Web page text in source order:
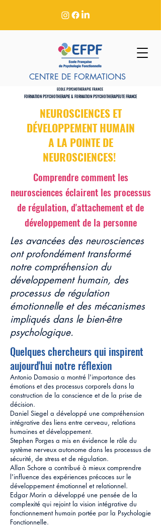
CENTRE DE FORMATIONS
ECOLE PSYCHOTHERAPIE FRANCE
FORMATION PSYCHOTHERAPIE & FORMATION PSYCHOTHERAPEUTE FRANCE
NEUROSCIENCES ET
DÉVELOPPEMENT HUMAIN
A LA POINTE DE
NEUROSCIENCES!
Comprendre comment les
neurosciences éclairent les processus
de régulation, d'attachement et de
développement de la personne
Les avancées des neurosciences
ont profondément transformé
notre compréhension du
développement humain, des
processus de régulation
émotionnelle et des mécanismes
impliqués dans le bien-être
psychologique.
Quelques chercheurs qui inspirent
aujourd'hui notre réflexion
Antonio Damasio a montré l'importance des
émotions et des processus corporels dans la
construction de la conscience et de la prise de
décision.
Daniel Siegel a développé une compréhension
intégrative des liens entre cerveau, relations
humaines et développement.
Stephen Porges a mis en évidence le rôle du
système nerveux autonome dans les processus de
sécurité, de stress et de régulation.
Allan Schore a contribué à mieux comprendre
l'influence des expériences précoces sur le
développement émotionnel et relationnel.
Edgar Morin a développé une pensée de la
complexité qui rejoint la vision intégrative du
fonctionnement humain portée par la Psychologie
Fonctionnelle.